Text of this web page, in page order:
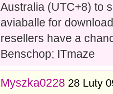
Australia (UTC+8) to
aviaballe for
resellers have a
Benschop; ITmaze
Myszka0228 28 Luty